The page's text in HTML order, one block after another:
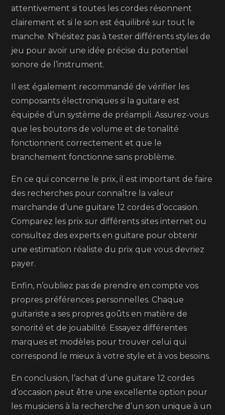
attentivement si toutes les cordes résonnent
clairement et si le son est équilibré sur tout le
manche. N’hésitez pas à tester différents styles de
jeu pour avoir une idée précise du potentiel
sonore de l’instrument.
Il est également recommandé de vérifier les
composants électroniques si la guitare est
équipée d’un système de préampli. Assurez-vous
que les boutons de volume et de tonalité
fonctionnent correctement et que le
branchement fonctionne sans problème.
En ce qui concerne le prix, il est important de faire
des recherches pour connaître la valeur
marchande d’une guitare 12 cordes d’occasion.
Comparez les prix sur différents sites internet ou
consultez des experts en guitare pour obtenir
une estimation réaliste du prix que vous devriez
payer.
Enfin, n’oubliez pas de prendre en compte vos
propres préférences personnelles. Chaque
guitariste a ses propres goûts en matière de
sonorité et de jouabilité. Essayez différentes
marques et modèles pour trouver celui qui
correspond le mieux à votre style et à vos besoins.
En conclusion, l’achat d’une guitare 12 cordes
d’occasion peut être une excellente option pour
les musiciens à la recherche d’un son unique à un